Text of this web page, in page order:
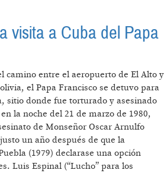
visita a Cuba del Papa
camino entre el aeropuerto de El Alto y
el Papa Francisco se detuvo para
sitio donde fue torturado y asesinado
la noche del 21 de marzo de 1980,
de Monseñor Oscar Arnulfo
un año después de que la
(1979) declarase una opción
Luis Espinal (“Lucho” para los